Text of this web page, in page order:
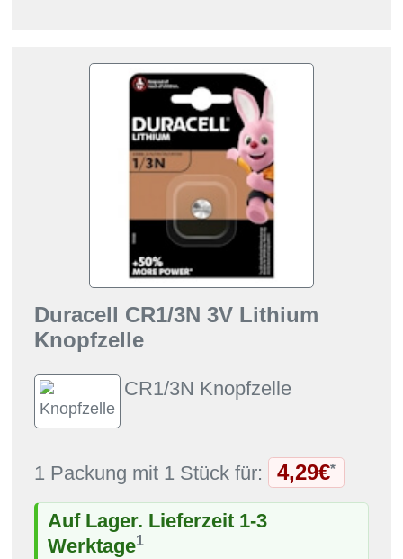
Duracell CR1/3N 3V Lithium
Knopfzelle
CR1/3N Knopfzelle
1 Packung mit 1 Stück für: 4,29€*
Auf Lager. Lieferzeit 1-3
Werktage1